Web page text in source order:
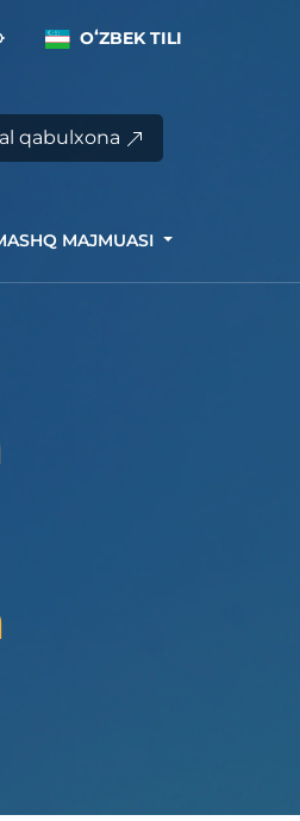
OʻZBEK TILI
qabulxona
MAJMUASI